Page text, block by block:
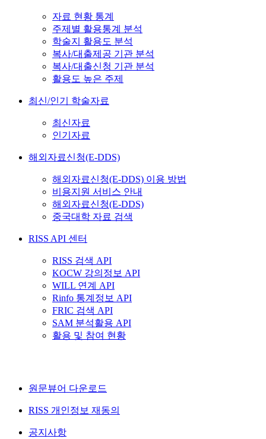
자료 현황 통계
주제별 활용통계 분석
학술지 활용도 분석
복사/대출제공 기관 분석
복사/대출신청 기관 분석
활용도 높은 주제
최신/인기 학술자료
최신자료
인기자료
해외자료신청(E-DDS)
해외자료신청(E-DDS) 이용 방법
비용지원 서비스 안내
해외자료신청(E-DDS)
중국대학 자료 검색
RISS API 센터
RISS 검색 API
KOCW 강의정보 API
WILL 연계 API
Rinfo 통계정보 API
FRIC 검색 API
SAM 분석활용 API
활용 및 참여 현황
원문뷰어 다운로드
RISS 개인정보 재동의
공지사항